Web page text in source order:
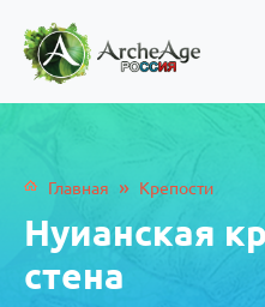
Главная » Крепости
Нуианская
стена